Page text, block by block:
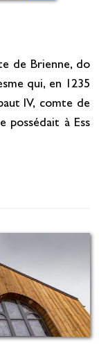
de Brienne, do
qui, en 1235
IV, comte de
possédait à Ess